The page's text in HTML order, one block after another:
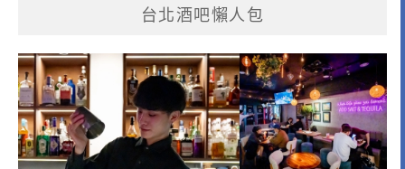
台北酒吧懶人包